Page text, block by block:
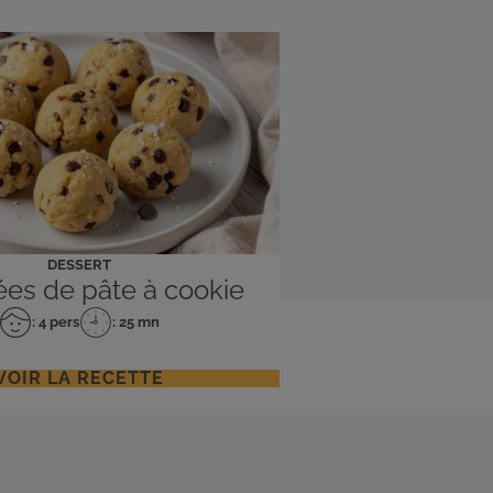
DESSERT
de pâte à cookie
Nombre
: 4 pers
Temps
préparation
: 25 mn
LA RECETTE